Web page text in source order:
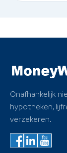
Onafhankelijk
hypotheken,
verzekeren.